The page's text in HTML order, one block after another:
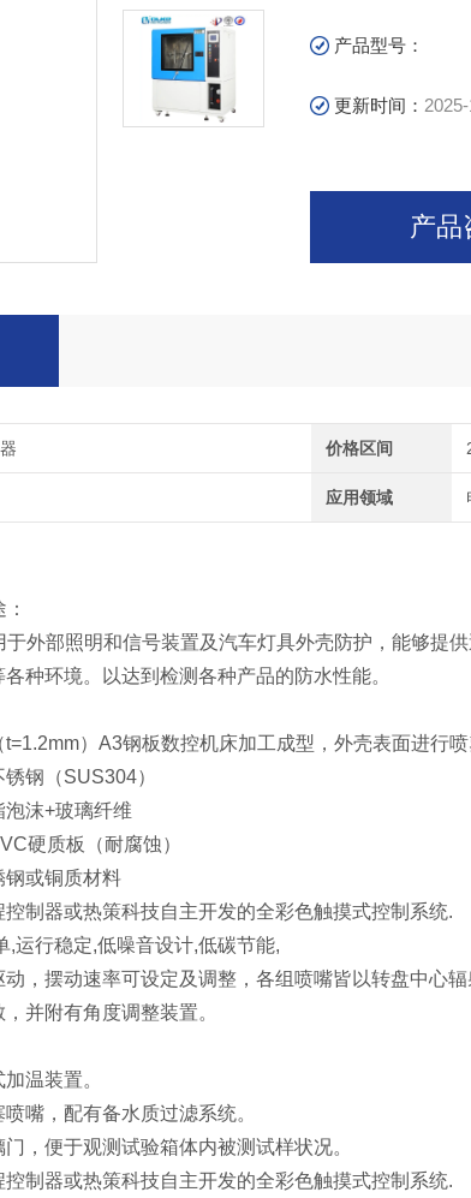
产品型号：
更新时间：
产品
价格区间
应用领域
于外部照明和信号装置及汽车灯具外壳防护，能够提
种环境。以达到检测各种产品的防水性能。
）A3钢板数控机床加工成型，外壳表面进行喷
钢（SUS304）
沫+玻璃纤维
硬质板（耐腐蚀）
或铜质材料
制器或热策科技自主开发的全彩色触摸式控制系统.
运行稳定,低噪音设计,低碳节能,
，摆动速率可设定及调整，各组喷嘴皆以转盘中心辐
并附有角度调整装置。
温装置。
嘴，配有备水质过滤系统。
，便于观测试验箱体内被测试样状况。
制器或热策科技自主开发的全彩色触摸式控制系统.